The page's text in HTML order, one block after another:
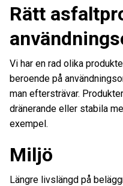
Rätt
Vi har en rad olika
beroende på
man eftersträvar.
dränerande eller stabila
exempel.
Miljö
Längre livslängd på